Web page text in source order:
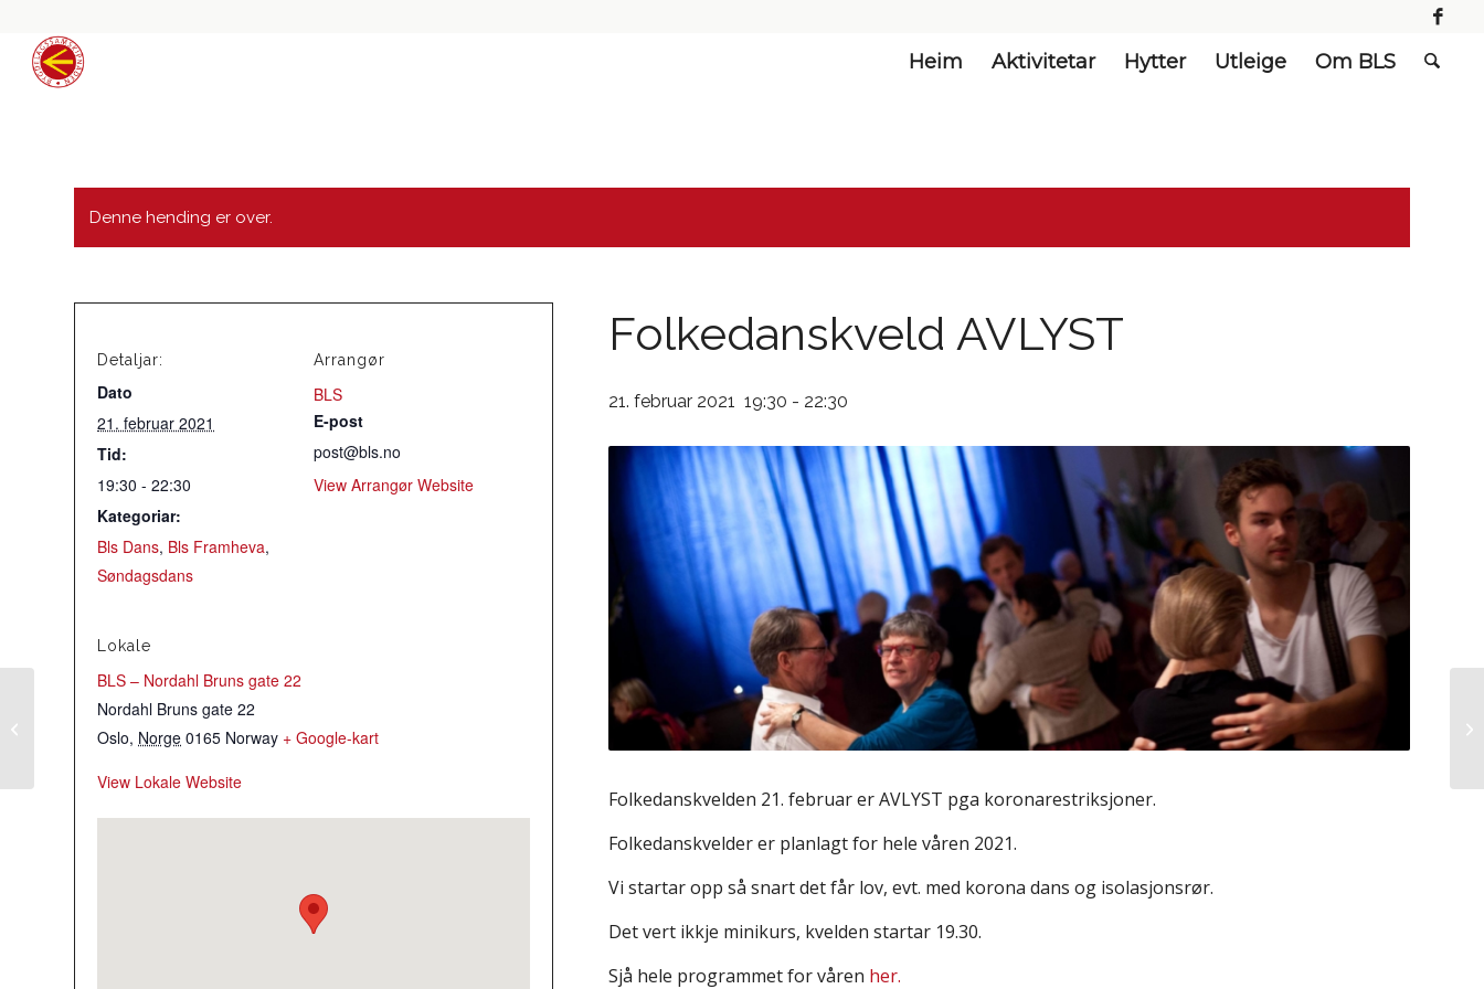
Heim Aktivitetar Hytter Utleige Om BLS
Denne hending er over.
Folkedanskveld AVLYST
21. februar 2021 19:30 - 22:30
Folkedanskvelden 21. februar er AVLYST pga koronarestriksjoner.
Folkedanskvelder er planlagt for hele våren 2021.
Vi startar opp så snart det får lov, evt. med korona dans og isolasjonsrør.
Det vert ikkje minikurs, kvelden startar 19.30.
Sjå hele programmet for våren her.
Detaljar:
Dato
21. februar 2021
Tid:
19:30 - 22:30
Kategoriar:
Bls Dans, Bls Framheva,
Søndagsdans
Arrangør
BLS
E-post
post@bls.no
View Arrangør Website
Lokale
BLS – Nordahl Bruns gate 22
Nordahl Bruns gate 22
Oslo, Norge 0165 Norway + Google-kart
View Lokale Website
Stildansøving Symra